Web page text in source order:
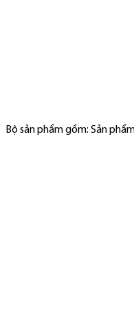
Bộ sản phẩm gồm: Sản